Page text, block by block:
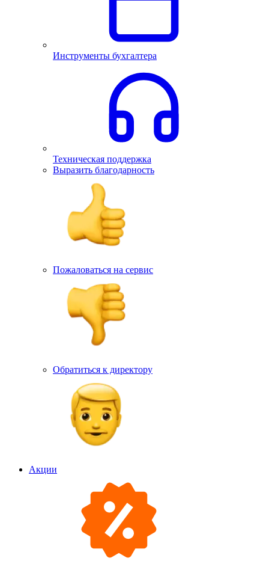
Инструменты бухгалтера
Техническая поддержка
Выразить благодарность
Пожаловаться на сервис
Обратиться к директору
Акции